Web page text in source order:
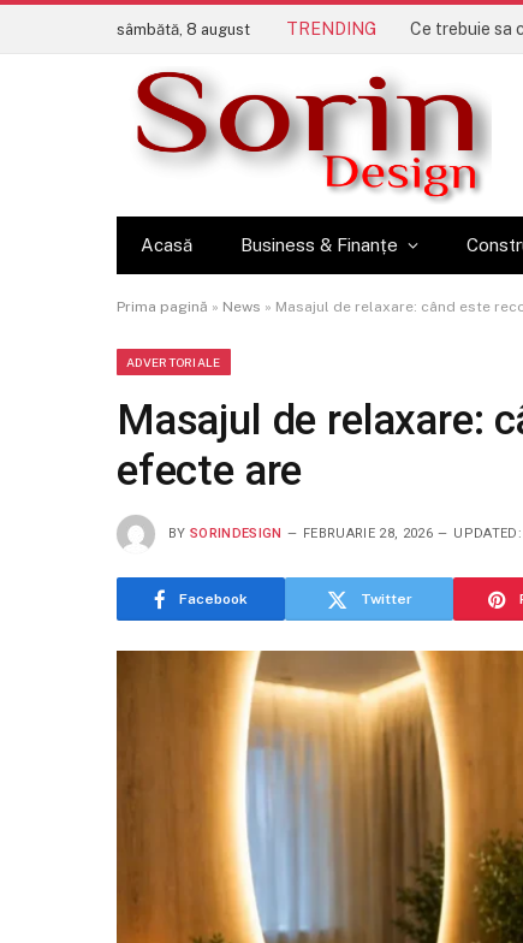
sâmbătă, 8 august TRENDING
Acasă Business & Finanțe
Prima pagină » News » Masajul de relaxare: când este
ADVERTORIALE
Masajul de relaxare:
efecte are
BY SORINDESIGN FEBRUARIE 28, 2026 UPDATED:
Facebook Twitter